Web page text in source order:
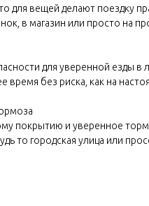
для вещей делают поездку
в магазин или просто на
для уверенной езды в
время без риска, как на
покрытию и уверенное
то городская улица или